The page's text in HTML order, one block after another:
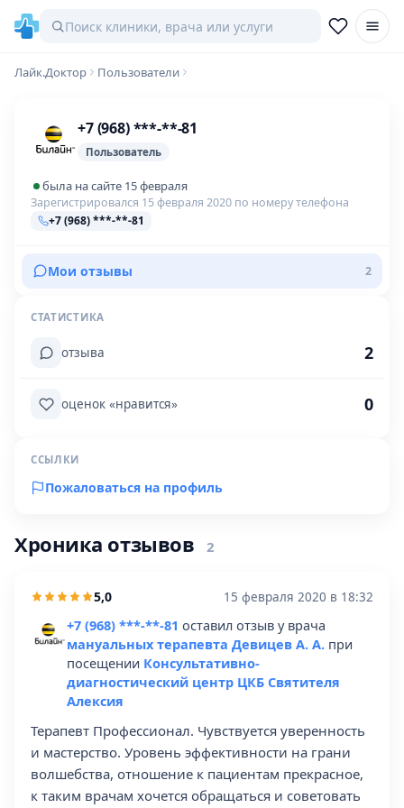
Лайк.Доктор Пользователи
+7 (968) ***-**-81
Пользователь
была на сайте 15 февраля
Зарегистрировался 15 февраля 2020 по номеру телефона
+7 (968) ***-**-81
Мои отзывы 2
СТАТИСТИКА
отзыва 2
оценок «нравится» 0
ССЫЛКИ
Пожаловаться на профиль
Хроника отзывов 2
5,0 15 февраля 2020 в 18:32
+7 (968) ***-**-81 оставил отзыв у врача
мануальных терапевта Девицев А. А. при
посещении Консультативно-
диагностический центр ЦКБ Святителя
Алексия
Терапевт Профессионал. Чувствуется уверенность
и мастерство. Уровень эффективности на грани
волшебства, отношение к пациентам прекрасное,
к таким врачам хочется обращаться и советовать